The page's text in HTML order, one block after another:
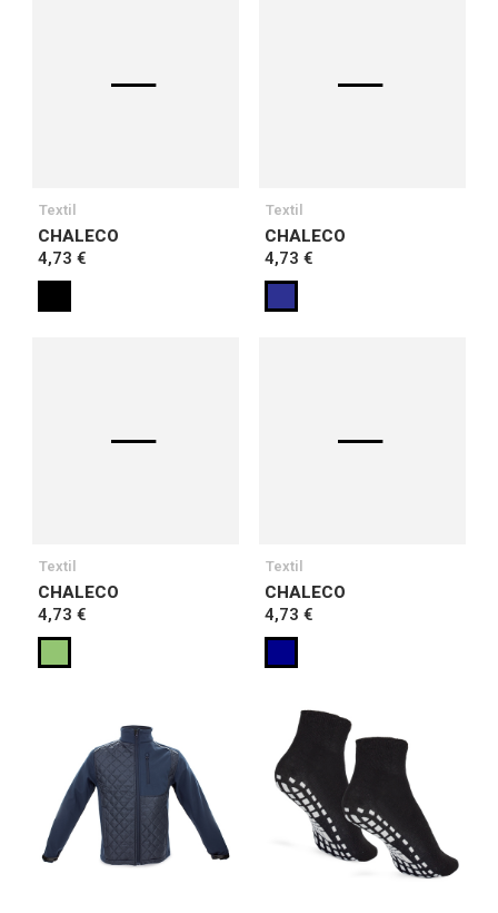
Textil
CHALECO
4,73 €
Textil
CHALECO
4,73 €
Textil
CHALECO
4,73 €
Textil
CHALECO
4,73 €